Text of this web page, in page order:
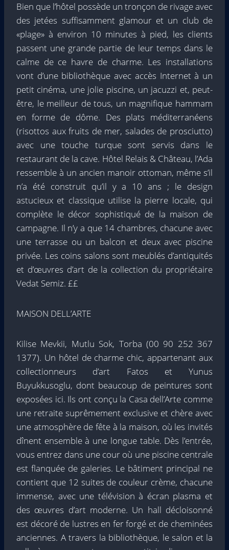
Bien que l’hôtel possède un tronçon de rivage avec
des jetées suffisamment glamour et un club de
«plage» à environ 10 minutes à pied, les clients
passent une grande partie de leur temps dans le
calme de ce havre de charme. Les installations
vont d’une bibliothèque avec accès Internet à un
petit cinéma, une jolie piscine, un jacuzzi et, peut-
être, le meilleur de tous, un magnifique hammam
en forme de dôme. Des plats méditerranéens
(risottos aux fruits de mer, salades de prosciutto)
avec une touche turque sont servis dans le
restaurant de la cave. Hôtel Relais & Château, l’Ada
ressemble à un ancien manoir ottoman, même s’il
n’a été construit qu’il y a 10 ans ; le design
astucieux et classique utilise la pierre locale, qui
complète le décor sophistiqué de la maison de
campagne. Il n’y a que 14 chambres, chacune avec
une terrasse ou un balcon et deux avec piscine
privée. Les coins salons sont meublés d’antiquités
et d’œuvres d’art de la collection du propriétaire
Vedat Semiz. ££
MAISON DELL’ARTE
Kilise Mevkii, Mutlu Sok, Torba (00 90 252 367
1377). Un hôtel de charme chic, appartenant aux
collectionneurs d’art Fatos et Yunus
Buyukkusoglu, dont beaucoup de peintures sont
exposées ici. Ils ont conçu la Casa dell’Arte comme
une retraite suprêmement exclusive et chère avec
une atmosphère de fête à la maison, où les invités
dînent ensemble à une longue table. Dès l’entrée,
vous entrez dans une cour où une piscine centrale
est flanquée de galeries. Le bâtiment principal ne
contient que 12 suites de couleur crème, chacune
immense, avec une télévision à écran plasma et
des œuvres d’art moderne. Un hall décloisonné
est décoré de lustres en fer forgé et de cheminées
anciennes. A travers la bibliothèque, le salon et la